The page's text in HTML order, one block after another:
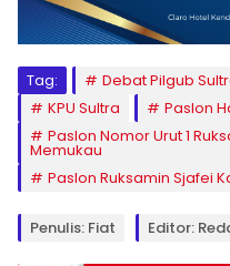
Tag: Debat Pilgub
KPU Sultra
Paslon
Paslon Nomor Urut 1
Memukau
Paslon Ruksamin Sjafei
Penulis: Fiat Editor: